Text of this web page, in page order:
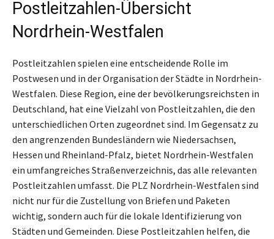
Postleitzahlen-Übersicht
Nordrhein-Westfalen
Postleitzahlen spielen eine entscheidende Rolle im
Postwesen und in der Organisation der Städte in Nordrhein-
Westfalen. Diese Region, eine der bevölkerungsreichsten in
Deutschland, hat eine Vielzahl von Postleitzahlen, die den
unterschiedlichen Orten zugeordnet sind. Im Gegensatz zu
den angrenzenden Bundesländern wie Niedersachsen,
Hessen und Rheinland-Pfalz, bietet Nordrhein-Westfalen
ein umfangreiches Straßenverzeichnis, das alle relevanten
Postleitzahlen umfasst. Die PLZ Nordrhein-Westfalen sind
nicht nur für die Zustellung von Briefen und Paketen
wichtig, sondern auch für die lokale Identifizierung von
Städten und Gemeinden. Diese Postleitzahlen helfen, die